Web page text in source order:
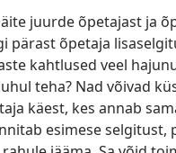
juurde õpetajast ja
pärast õpetaja
kahtlused veel
teha? Nad võivad
käest, kes annab
esimese selgitust,